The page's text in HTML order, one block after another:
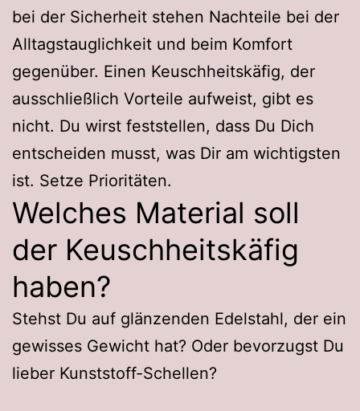
bei der Sicherheit stehen Nachteile bei der
Alltagstauglichkeit und beim Komfort
gegenüber. Einen Keuschheitskäfig, der
ausschließlich Vorteile aufweist, gibt es
nicht. Du wirst feststellen, dass Du Dich
entscheiden musst, was Dir am wichtigsten
ist. Setze Prioritäten.
Welches Material soll
der Keuschheitskäfig
haben?
Stehst Du auf glänzenden Edelstahl, der ein
gewisses Gewicht hat? Oder bevorzugst Du
lieber Kunststoff-Schellen?